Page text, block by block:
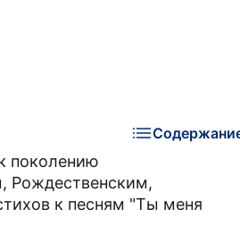
поколению
Рождественским,
к песням "Ты меня